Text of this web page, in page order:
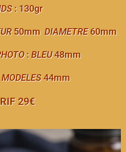
: 130gr
50mm DIAMETRE60mm
:BLEU48mm
44mm
29€